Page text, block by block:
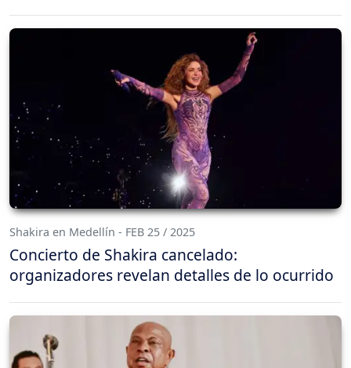
Shakira en Medellín - FEB 25 / 2025
Concierto de Shakira cancelado:
organizadores revelan detalles de lo ocurrido